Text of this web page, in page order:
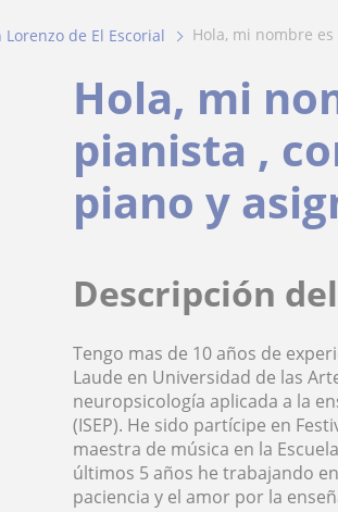
Lorenzo de El Escorial hola, mi nombre
Hola, mi
pianista ,
piano y
Descripción
Tengo mas de 10 años de
Laude en Universidad de las
neuropsicología aplicada a la
(ISEP). He sido partícipe en
maestra de música en la
últimos 5 años he trabajando
paciencia y el amor por la